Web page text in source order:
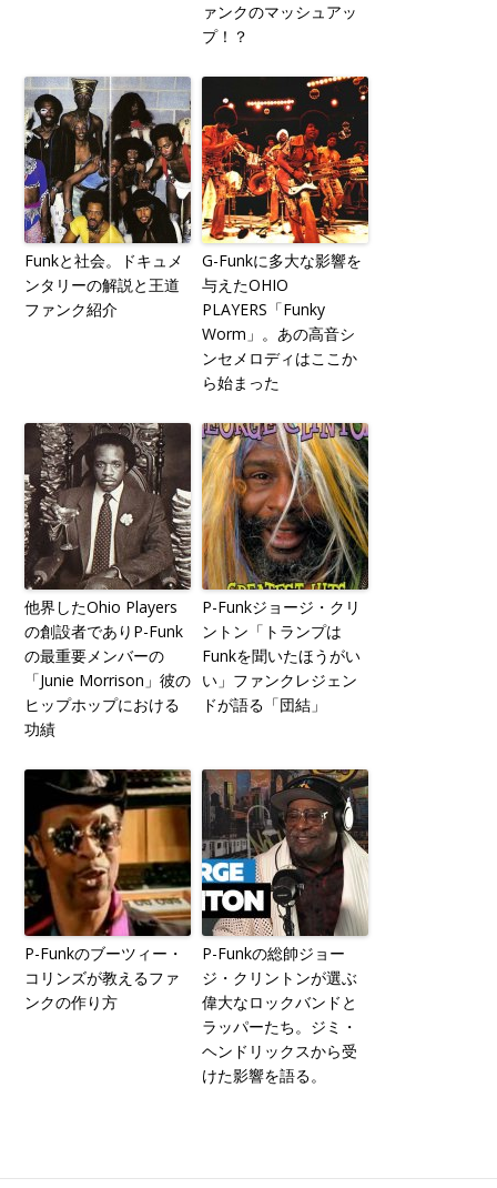
ァンクのマッシュアッ
プ！？
Funkと社会。ドキュメ
ンタリーの解説と王道
ファンク紹介
G-Funkに多大な影響を
与えたOHIO
PLAYERS「Funky
Worm」。あの高音シ
ンセメロディはここか
ら始まった
他界したOhio Players
の創設者でありP-Funk
の最重要メンバーの
「Junie Morrison」彼の
ヒップホップにおける
功績
P-Funkジョージ・クリ
ントン「トランプは
Funkを聞いたほうがい
い」ファンクレジェン
ドが語る「団結」
P-Funkのブーツィー・
コリンズが教えるファ
ンクの作り方
P-Funkの総帥ジョー
ジ・クリントンが選ぶ
偉大なロックバンドと
ラッパーたち。ジミ・
ヘンドリックスから受
けた影響を語る。